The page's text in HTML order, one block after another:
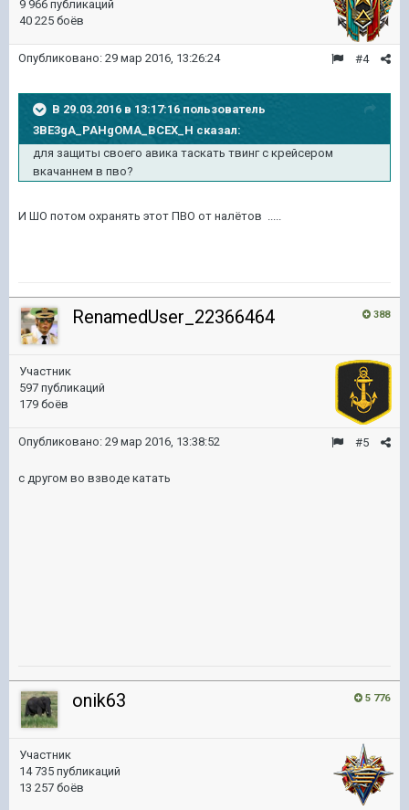
9 966 публикаций
40 225 боёв
#4
Опубликовано: 29 мар 2016, 13:26:24
В 29.03.2016 в 13:17:16 пользователь
3BE3gA_PAHgOMA_BCEX_H сказал:
для защиты своего авика таскать твинг с крейсером
вкачаннем в пво?
И ШО потом охранять этот ПВО от налётов .....
388
RenamedUser_22366464
Участник
597 публикаций
179 боёв
#5
Опубликовано: 29 мар 2016, 13:38:52
с другом во взводе катать
5 776
onik63
Участник
14 735 публикаций
13 257 боёв